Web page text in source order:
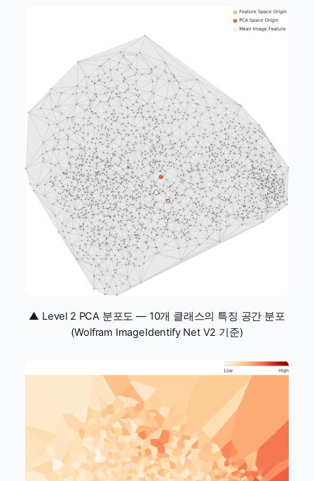
▲ Level 2 PCA 분포도 — 10개 클래스의 특징 공간 분포
(Wolfram ImageIdentify Net V2 기준)